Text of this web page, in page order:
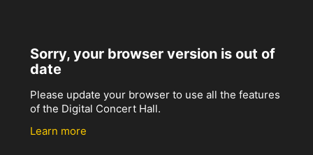
Sorry, your browser version is out of
date
Please update your browser to use all the features
of the Digital Concert Hall.
Learn more